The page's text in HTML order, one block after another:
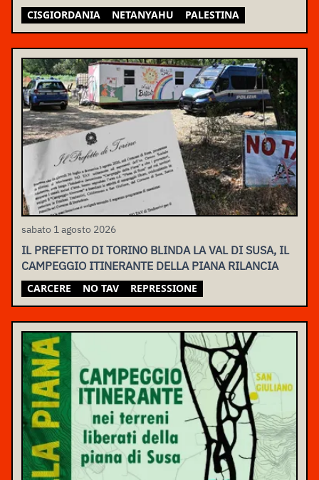
CISGIORDANIA NETANYAHU PALESTINA
sabato 1 agosto 2026
IL PREFETTO DI TORINO BLINDA LA VAL DI SUSA, IL
CAMPEGGIO ITINERANTE DELLA PIANA RILANCIA
CARCERE NO TAV REPRESSIONE